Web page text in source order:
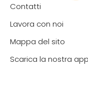
Contatti
Lavora con noi
Mappa del sito
Scarica la nostra app